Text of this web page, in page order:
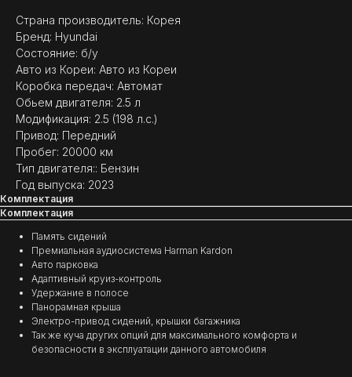
Страна производитель: Корея
Бренд: Hyundai
Состояние: б/у
Авто из Кореи: Авто из Кореи
Коробка передач: Автомат
Обьем двигателя: 2.5 л
Модификация: 2.5 (198 л.с.)
Привод: Передний
Пробег: 20000 км
Тип двигателя:: Бензин
Год выпуска: 2023
Комплектация
Комплектация
Память сидений
Премиальная аудиосистема Harman Kardon
Авто парковка
Адаптивный круиз-контроль
Удержание в полосе
Панорамная крыша
Электро-привод сидений, крышки багажника
Так же куча других опций для максимального комфорта и
безопасности в эксплуатации данного автомобиля
МНЕНИЕ ДОВОЛЬНЫХ
КЛИЕНТОВ — ГЛАВНЫЙ
ПОКАЗАТЕЛЬ КАЧЕСТВА
НАШЕЙ РАБОТЫ
ОТЗЫВЫ)